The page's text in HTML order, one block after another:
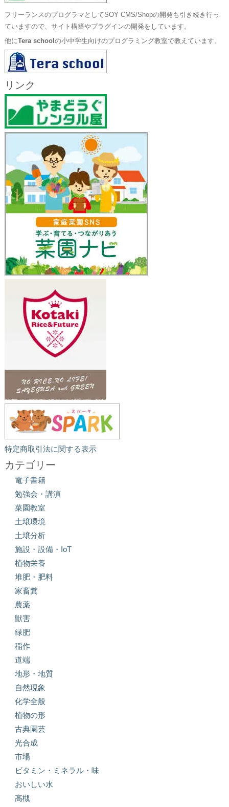
フリーランスのプログラマとしてSOY CMS/Shopの開発も引き続き行っ
ていますので、サイト構築やプラグインの開発をしています。
他にTera school の小中学生向けのプログラミング教室で教えています。
リンク
特定商取引法に関する表示
カテゴリー
電子書籍
勉強会・講演
菜園教室
土壌環境
土壌分析
施設・設備・IoT
植物栄養
堆肥・肥料
家畜糞
農薬
獣害
緑肥
稲作
道端
地形・地質
自然現象
化学全般
植物の形
古典園芸
光合成
市場
ビタミン・ミネラル・味
おいしい水
高槻